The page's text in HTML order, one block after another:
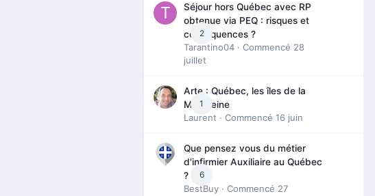
2
Séjour hors Québec avec RP
obtenue via PEQ : risques et
conséquences ?
Tarantino04 · Commencé 28
juillet
1
Arte : Québec, les îles de la
Madeleine
Laurent · Commencé 16 juin
6
Que pensez vous du métier
d'infirmier Auxiliaire au Québec
?
BestBuy · Commencé 27